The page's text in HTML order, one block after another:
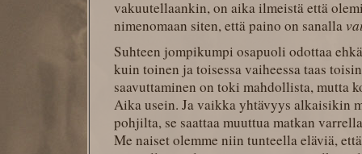
vakuutellaankin, on aika ilmeistä että
nimenomaan siten, että paino on sanalla
Suhteen jompikumpi osapuoli odottaa
kuin toinen ja toisessa vaiheessa taas
saavuttaminen on toki mahdollista, mutta
Aika usein. Ja vaikka yhtävyys alkaisikin
pohjilta, se saattaa muuttua matkan
Me naiset olemme niin tunteella eläviä,